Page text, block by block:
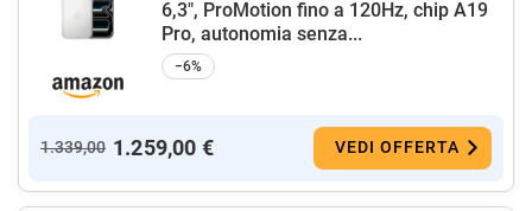
6,3", ProMotion fino a 120Hz, chip A19
Pro, autonomia senza...
−6%
1.339,00 1.259,00 € VEDI OFFERTA